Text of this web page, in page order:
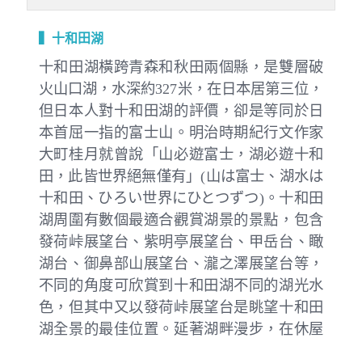
▍十和田湖
十和田湖橫跨青森和秋田兩個縣，是雙層破
火山口湖，水深約327米，在日本居第三位，
但日本人對十和田湖的評價，卻是等同於日
本首屈一指的富士山。明治時期紀行文作家
大町桂月就曾說「山必遊富士，湖必遊十和
田，此皆世界絕無僅有」(山は富士、湖水は
十和田、ひろい世界にひとつずつ)。十和田
湖周圍有數個最適合觀賞湖景的景點，包含
發荷峠展望台、紫明亭展望台、甲岳台、瞰
湖台、御鼻部山展望台、瀧之澤展望台等，
不同的角度可欣賞到十和田湖不同的湖光水
色，但其中又以發荷峠展望台是眺望十和田
湖全景的最佳位置。延著湖畔漫步，在休屋